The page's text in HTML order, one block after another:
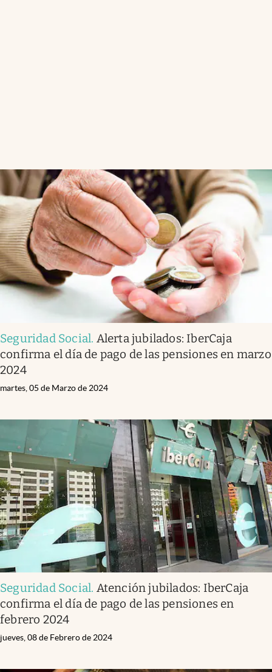
Seguridad Social. Alerta jubilados: IberCaja
confirma el día de pago de las pensiones en marzo
2024
martes, 05 de Marzo de 2024
Seguridad Social. Atención jubilados: IberCaja
confirma el día de pago de las pensiones en
febrero 2024
jueves, 08 de Febrero de 2024